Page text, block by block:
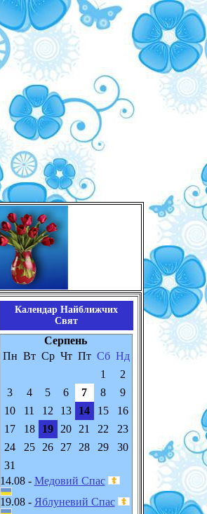
Календар Найближчих
Свят
Серпень
Пн Вт Ср Чт Пт Сб Нд
1
2
3
4 5 6 7 8
9
10
11 12 13 14 15
16
17
18 19 20 21 22
23
24
25 26 27 28 29
30
31
14.08 - Медовий Спас
19.08 - Яблуневий Спас